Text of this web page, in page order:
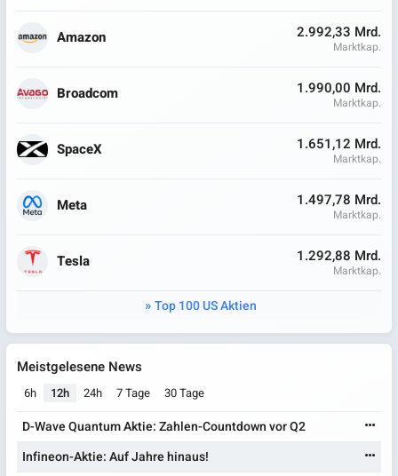
Amazon 2.992,33 Mrd.
Marktkap.
Broadcom 1.990,00 Mrd.
Marktkap.
SpaceX 1.651,12 Mrd.
Marktkap.
Meta 1.497,78 Mrd.
Marktkap.
Tesla 1.292,88 Mrd.
Marktkap.
Top 100 US Aktien
Meistgelesene News
6h 12h 24h 7 Tage 30 Tage
D-Wave Quantum Aktie: Zahlen-Countdown vor Q2
Infineon-Aktie: Auf Jahre hinaus!